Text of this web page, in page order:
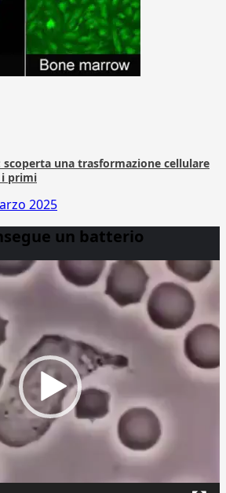
una trasformazione cellulare
i primi
2025
un batterio